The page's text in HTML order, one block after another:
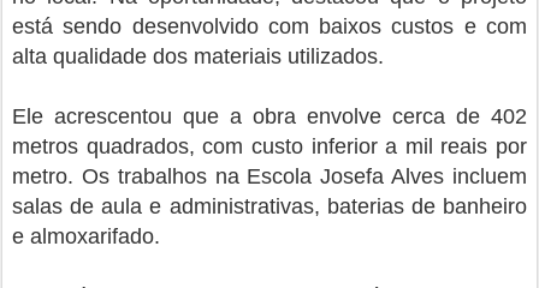
está sendo desenvolvido com baixos custos e com
alta qualidade dos materiais utilizados.
Ele acrescentou que a obra envolve cerca de 402
metros quadrados, com custo inferior a mil reais por
metro. Os trabalhos na Escola Josefa Alves incluem
salas de aula e administrativas, baterias de banheiro
e almoxarifado.